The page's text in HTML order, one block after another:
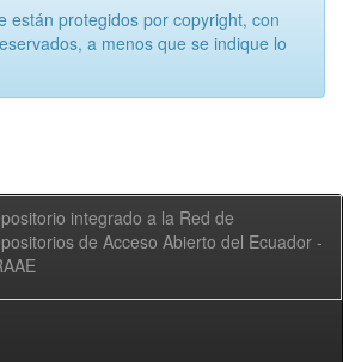
están protegidos por copyright, con
a menos que se indique lo
integrado a la Red de
de Acceso Abierto del Ecuador -